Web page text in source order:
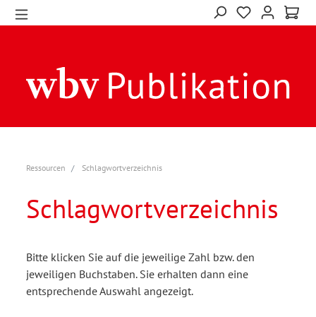
Ressourcen Schlagwortverzeichnis
Schlagwortverzeichnis
Bitte klicken Sie auf die jeweilige Zahl bzw. den
jeweiligen Buchstaben. Sie erhalten dann eine
entsprechende Auswahl angezeigt.